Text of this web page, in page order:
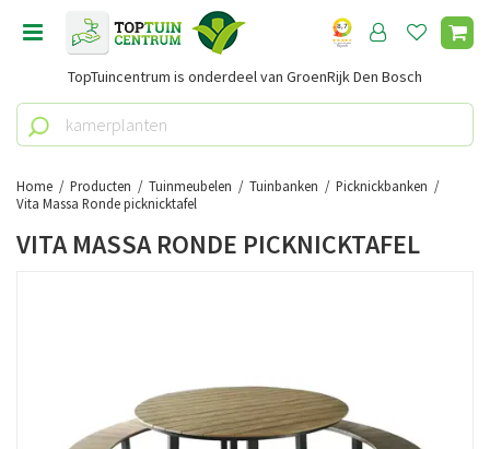
Home Producten Tuinmeubelen Tuinbanken
Picknickbanken
Vita Massa Ronde picknicktafel
TopTuincentrum is onderdeel van GroenRijk Den Bosch
VITA MASSA RONDE PICKNICKTAFEL